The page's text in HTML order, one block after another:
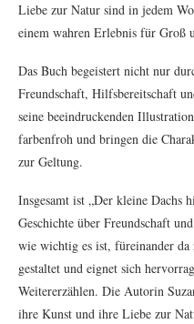
Liebe zur Natur sind in jedem
einem wahren Erlebnis für Groß
Das Buch begeistert nicht nur
Freundschaft, Hilfsbereitschaft
seine beeindruckenden
farbenfroh und bringen die
zur Geltung.
Insgesamt ist „Der kleine Dachs
Geschichte über Freundschaft
wie wichtig es ist, füreinander
gestaltet und eignet sich
Weitererzählen. Die Autorin
ihre Kunst und ihre Liebe zur